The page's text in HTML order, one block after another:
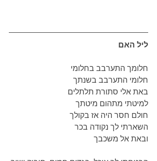
ליל האם
חלומך התערבב בחלומי
חלומי התערבב בשנתך
באת אלי סתורת תלתלים
למיטתי מתהום מיטתך
חולם חסר היה אז בקולך
השארתי לך נקודה בכר
ובאת אל משכבך